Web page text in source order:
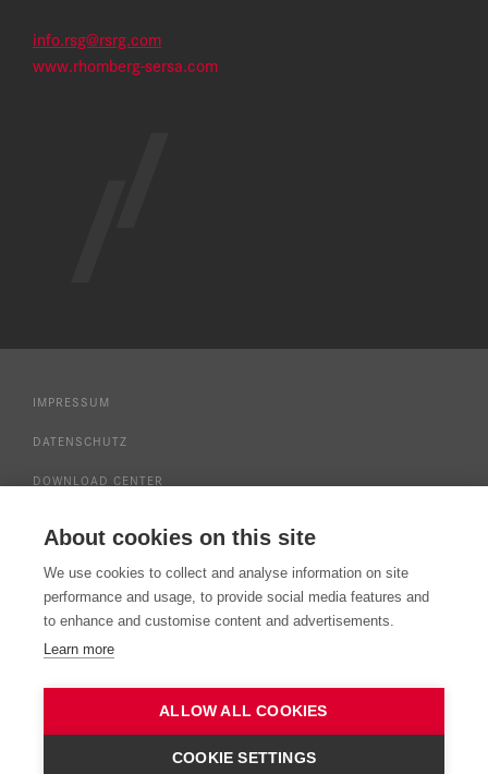
info.rsg@rsrg.com
www.rhomberg-sersa.com
IMPRESSUM
DATENSCHUTZ
DOWNLOAD CENTER
NEWSLETTERANMELDUNG
About cookies on this site
We use cookies to collect and analyse information on site
performance and usage, to provide social media features and
to enhance and customise content and advertisements.
Learn more
ALLOW ALL COOKIES
COOKIE SETTINGS